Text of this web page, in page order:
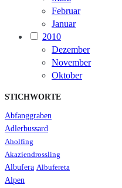
Februar
Januar
2010
Dezember
November
Oktober
STICHWORTE
Abfanggraben
Adlerbussard
Aholfing
Akaziendrossling
Albufera Albufereta
Alpen